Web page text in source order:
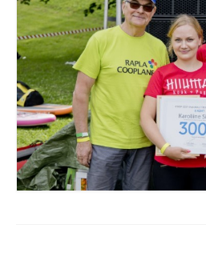
HIIUMAA KÖÖK JA PAGAR
MEIE PANUS